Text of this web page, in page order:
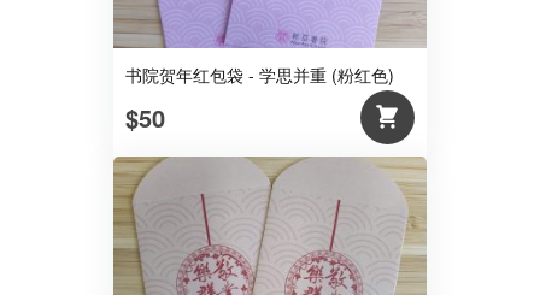
书院贺年红包袋 - 学思并重 (粉红色)
$50